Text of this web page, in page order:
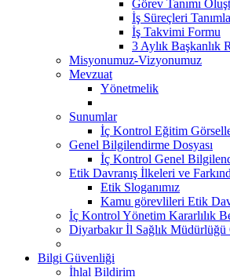
Görev Tanımı
İş Süreçleri
İş Takvimi Formu
3 Aylık Başkanlık
Misyonumuz-Vizyonumuz
Mevzuat
Yönetmelik
Sunumlar
İç Kontrol Eğitim
Genel Bilgilendirme Dosyası
İç Kontrol Genel
Etik Davranış İlkeleri ve
Etik Sloganımız
Kamu görevlileri Etik
İç Kontrol Yönetim Kararlılık
Diyarbakır İl Sağlık Müdürlüğü
Bilgi Güvenliği
İhlal Bildirim